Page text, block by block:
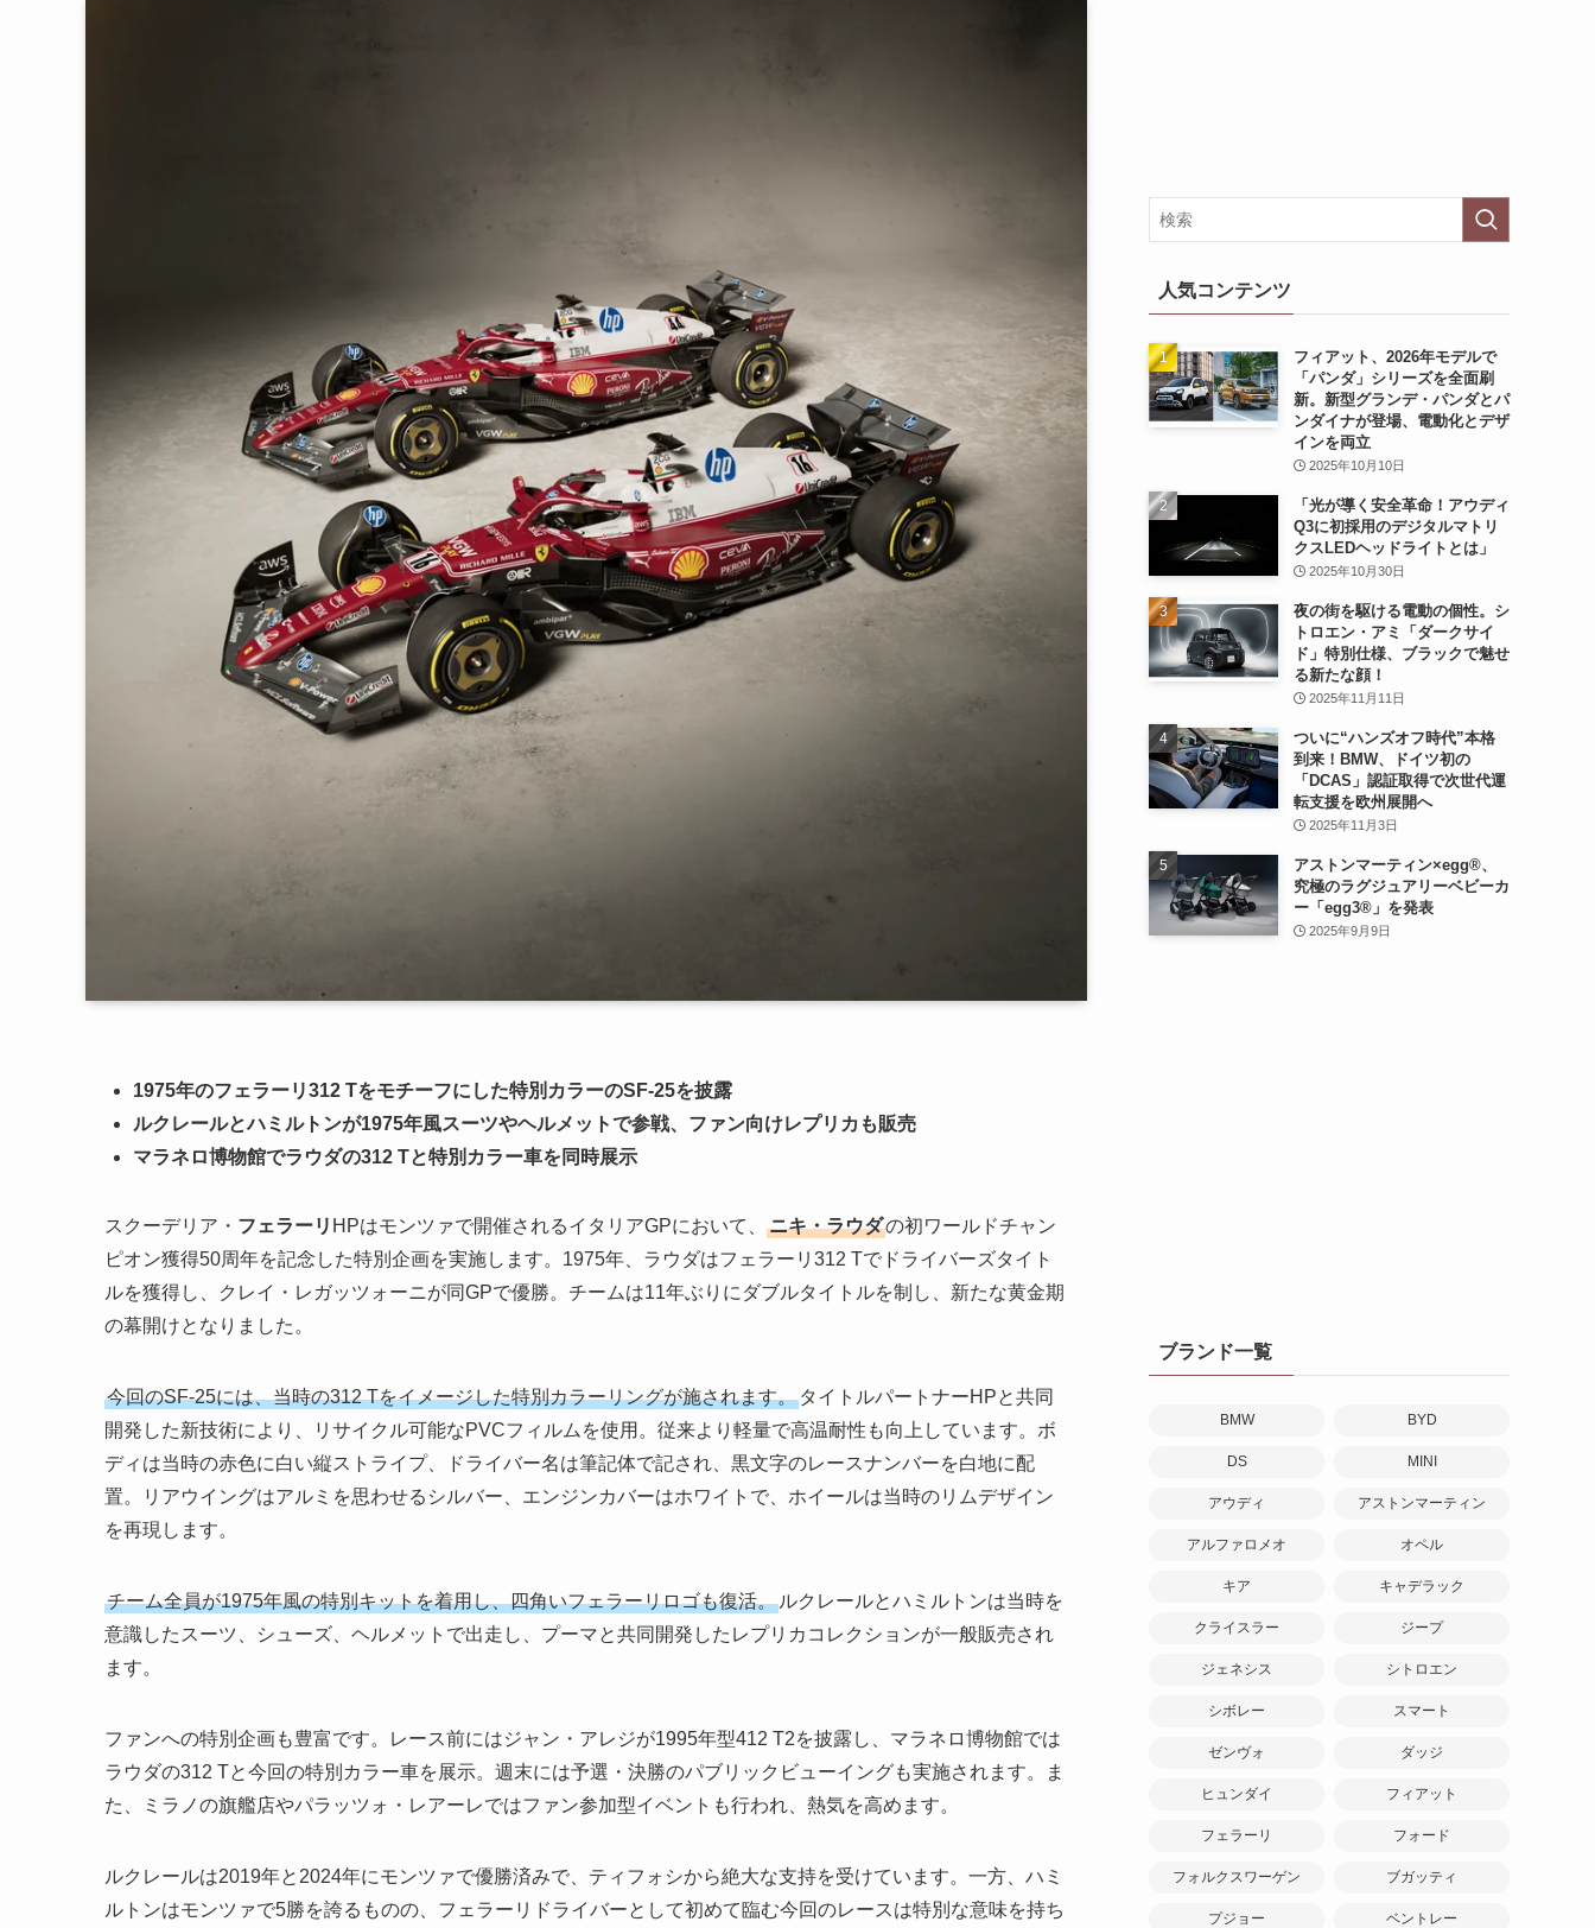
1975年のフェラーリ312 Tをモチーフにした特別カラーのSF-25を披露
ルクレールとハミルトンが1975年風スーツやヘルメットで参戦、ファン向けレプリカも販売
マラネロ博物館でラウダの312 Tと特別カラー車を同時展示
スクーデリア・ フェラーリ HPはモンツァで開催されるイタリアGPにおいて、 ニキ・ラウダの初ワールドチャン
ピオン獲得50周年を記念した特別企画を実施します。1975年、ラウダはフェラーリ312 Tでドライバーズタイト
ルを獲得し、クレイ・レガッツォーニが同GPで優勝。チームは11年ぶりにダブルタイトルを制し、新たな黄金期
の幕開けとなりました。
今回のSF-25には、当時の312 Tをイメージした特別カラーリングが施されます。 タイトルパートナーHPと共同
開発した新技術により、リサイクル可能なPVCフィルムを使用。従来より軽量で高温耐性も向上しています。ボ
ディは当時の赤色に白い縦ストライプ、ドライバー名は筆記体で記され、黒文字のレースナンバーを白地に配
置。リアウイングはアルミを思わせるシルバー、エンジンカバーはホワイトで、ホイールは当時のリムデザイン
を再現します。
チーム全員が1975年風の特別キットを着用し、四角いフェラーリロゴも復活。 ルクレールとハミルトンは当時を
意識したスーツ、シューズ、ヘルメットで出走し、プーマと共同開発したレプリカコレクションが一般販売され
ます。
ファンへの特別企画も豊富です。レース前にはジャン・アレジが1995年型412 T2を披露し、マラネロ博物館では
ラウダの312 Tと今回の特別カラー車を展示。週末には予選・決勝のパブリックビューイングも実施されます。ま
た、ミラノの旗艦店やパラッツォ・レアーレではファン参加型イベントも行われ、熱気を高めます。
ルクレールは2019年と2024年にモンツァで優勝済みで、ティフォシから絶大な支持を受けています。一方、ハミ
ルトンはモンツァで5勝を誇るものの、フェラーリドライバーとして初めて臨む今回のレースは特別な意味を持ち
人気コンテンツ
フィアット、2026年モデルで
「パンダ」シリーズを全面刷
新。新型グランデ・パンダとパ
ンダイナが登場、電動化とデザ
インを両立
2025年10月10日
「光が導く安全革命！アウディ
Q3に初採用のデジタルマトリ
クスLEDヘッドライトとは」
2025年10月30日
夜の街を駆ける電動の個性。シ
トロエン・アミ「ダークサイ
ド」特別仕様、ブラックで魅せ
る新たな顔！
2025年11月11日
ついに“ハンズオフ時代”本格
到来！BMW、ドイツ初の
「DCAS」認証取得で次世代運
転支援を欧州展開へ
2025年11月3日
アストンマーティン×egg®、
究極のラグジュアリーベビーカ
ー「egg3®」を発表
2025年9月9日
ブランド一覧
BMW BYD
DS MINI
アウディ アストンマーティン
アルファロメオ オペル
キア キャデラック
クライスラー ジープ
ジェネシス シトロエン
シボレー スマート
ゼンヴォ ダッジ
ヒュンダイ フィアット
フェラーリ フォード
フォルクスワーゲン ブガッティ
プジョー ベントレー